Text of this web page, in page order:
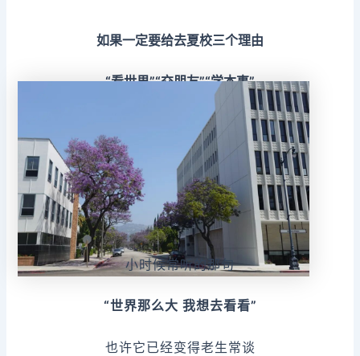
如果一定要给去夏校三个理由
“看世界”“交朋友”“学本事”
小时候常听的那句
“世界那么大 我想去看看”
也许它已经变得老生常谈